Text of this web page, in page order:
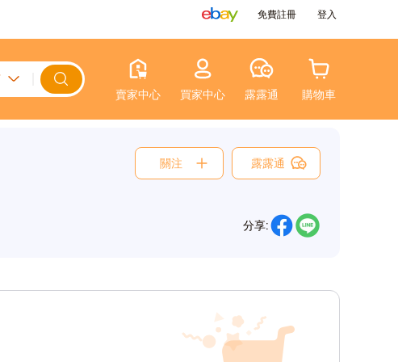
免費註冊 登入
賣家中心 買家中心 露露通 購物車
關注 露露通
分享: